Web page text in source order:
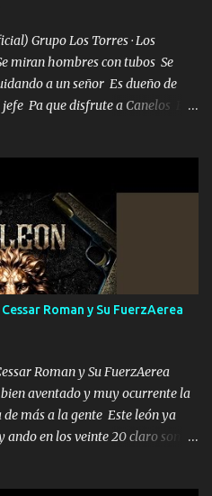
Grupo Los Torres · Los
miran hombres con tubos Se
a un señor Es dueño de
Pa que disfrute a Canelos Es
platica de grandes por eso hay
para atender los deberes
de confianza tengo gente
Pariente 7 arreglan
que ordené NOS HACE
ERA EL 24 SIEMPRE FUE UN
M'URIÓ PELEAND0 SIEMPRE
EL LEGADO Es el DOS de
y com...
Roman y Su FuerzAerea
Roman y Su FuerzAerea
aventado y muy ocurrente la
más a la gente Este león ya
en los veinte 20 claro son